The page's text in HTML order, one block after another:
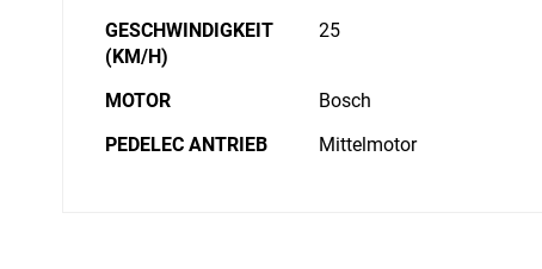
GESCHWINDIGKEIT
(KM/H)
25
MOTOR
Bosch
PEDELEC ANTRIEB
Mittelmotor